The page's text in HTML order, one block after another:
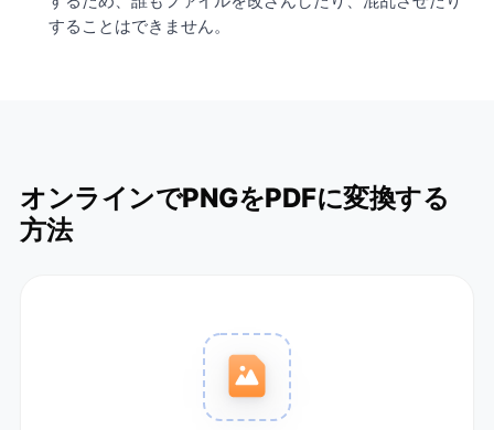
することはできません。
オンラインでPNGをPDFに変換する
方法